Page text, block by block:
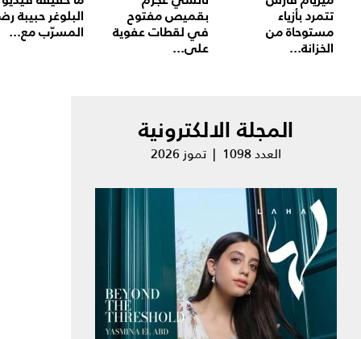
تتمرد بأزياء
مستوحاة من
الخزانة...
بقميص مفتوح
في لقطات عفوية
على...
البلوغر حبيبة
المسرّب مع...
المجلة الالكترونية
العدد 1098 | تموز 2026